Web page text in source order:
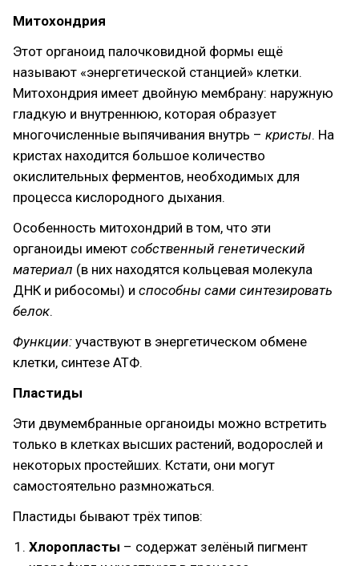
Митохондрия
Этот органоид палочковидной формы ещё
называют «энергетической станцией» клетки.
Митохондрия имеет двойную мембрану: наружную
гладкую и внутреннюю, которая образует
многочисленные выпячивания внутрь – кристы. На
кристах находится большое количество
окислительных ферментов, необходимых для
процесса кислородного дыхания.
Особенность митохондрий в том, что эти
органоиды имеют собственный генетический
материал (в них находятся кольцевая молекула
ДНК и рибосомы) и способны сами синтезировать
белок.
Функции: участвуют в энергетическом обмене
клетки, синтезе АТФ.
Пластиды
Эти двумембранные органоиды можно встретить
только в клетках высших растений, водорослей и
некоторых простейших. Кстати, они могут
самостоятельно размножаться.
Пластиды бывают трёх типов:
Хлоропласты – содержат зелёный пигмент